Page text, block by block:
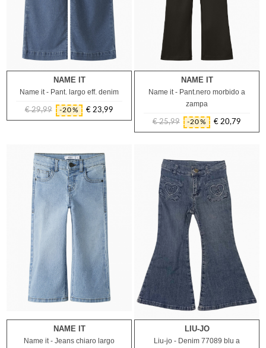
4A 5A 6A
NAME IT
Name it - Pant. largo eff. denim
Prezzo
€ 29,99 -20%
Prezzo
€ 23,99
9A 11A 12A
NAME IT
Name it - Pant.nero morbido a
zampa
Prezzo
€ 25,99 -20%
Prezzo
€ 20,79
4A 5A 6A
NAME IT
Name it - Jeans chiaro largo
6A
LIU-JO
Liu-jo - Denim 77089 blu a